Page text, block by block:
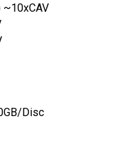
~10xCAV
Disc